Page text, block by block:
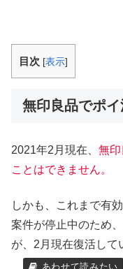
目次 [表示]
無印良品でポイ
2021年2月現在、 無印
ことはできません。
しかも、これまで有
案件が停止中のため
が、2月現在復活して